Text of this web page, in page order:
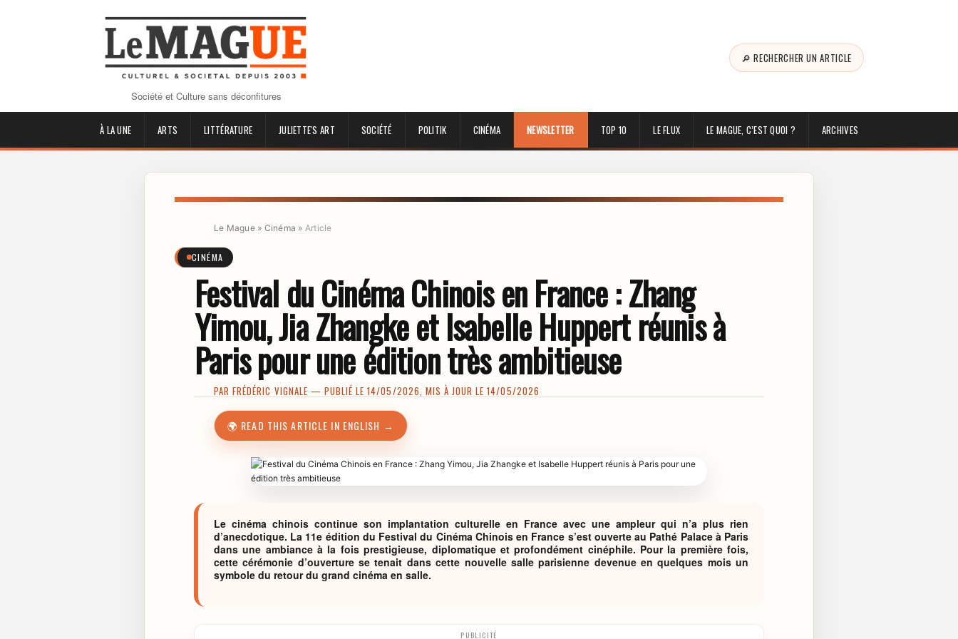
Société et Culture sans déconfitures
🔎 RECHERCHER UN ARTICLE
À LA UNE ARTS LITTÉRATURE JULIETTE'S ART SOCIÉTÉ POLITIK CINÉMA NEWSLETTER TOP 10 LE FLUX LE MAGUE, C’EST QUOI ? ARCHIVES
Le Mague» Cinéma » Article
CINÉMA
Festival du Cinéma Chinois en France : Zhang
Yimou, Jia Zhangke et Isabelle Huppert réunis à
Paris pour une édition très ambitieuse
PARFRÉDÉRIC VIGNALE — PUBLIÉ LE 14/05/2026, MIS À JOUR LE 14/05/2026
🌍 READ THIS ARTICLE IN ENGLISH →
Le cinéma chinois continue son implantation culturelle en France avec une ampleur qui n’a plus rien
d’anecdotique. La 11e édition du Festival du Cinéma Chinois en France s’est ouverte au Pathé Palace à Paris
dans une ambiance à la fois prestigieuse, diplomatique et profondément cinéphile. Pour la première fois,
cette cérémonie d’ouverture se tenait dans cette nouvelle salle parisienne devenue en quelques mois un
symbole du retour du grand cinéma en salle.
PUBLICITÉ